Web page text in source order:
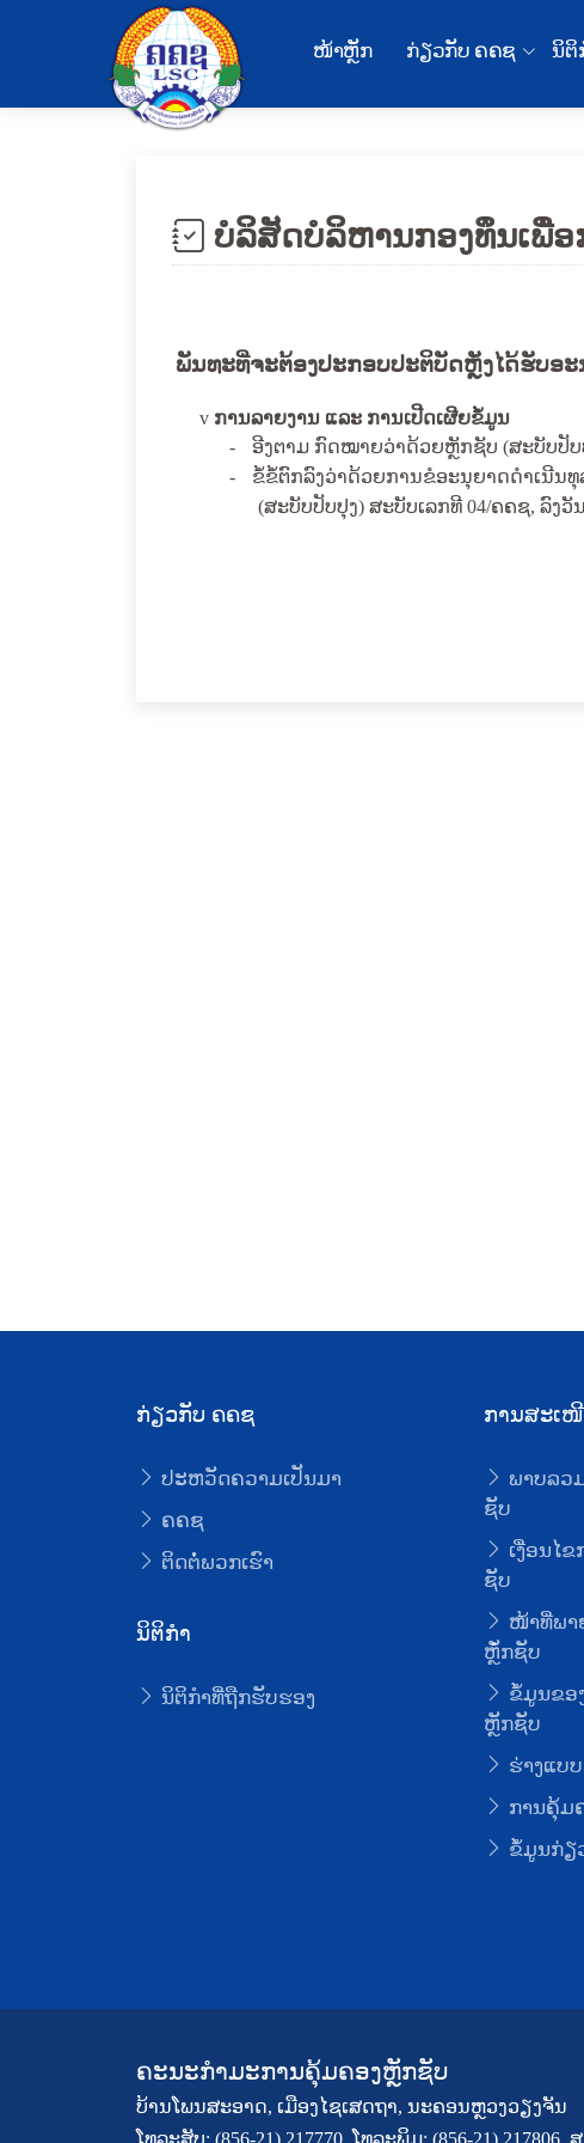
ໜ້າຫຼັກ ກ່ຽວກັບ ຄຄຊ ນິຕິ
ບໍລິສັດບໍລິຫານກອງທຶນເພື່ອ
ພັນທະທີ່ຈະຕ້ອງປະກອບປະຕິບັດຫຼັງໄດ້ຮັບອະ
v ການລາຍງານ ແລະ ການເປີດເຜີຍຂໍ້ມູນ
-
ອີງຕາມ ກົດໝາຍວ່າດ້ວຍຫຼັກຊັບ (ສະບັບປັບ
-
ຂໍ້ຂໍ້ຕົກລົງວ່າດ້ວຍການຂໍອະນຸຍາດດໍາເນີນ
(ສະບັບປັບປຸງ) ສະບັບເລກທີ 04/ຄຄຊ, ລົງວັ
ກ່ຽວກັບ ຄຄຊ
ປະຫວັດຄວາມເປັນມາ
ຄຄຊ
ຕິດຕໍ່ພວກເຮົາ
ນິຕິກໍາ
ນິຕິກໍາທີ່ຖືກຮັບຮອງ
ການສະເ
ພາບລວ
ຊັບ
ເງື່ອນໄ
ຊັບ
ໜ້າທີ່ພາ
ຫຼັໍກຊັບ
ຂໍ້ມູນຂອ
ຫຼັກຊັບ
ຮ່າງແບ
ການຄຸ້ມ
ຂໍ້ມູນກ່ຽ
ຄະນະກຳມະການຄຸ້ມຄອງຫຼັກຊັບ
ບ້ານໂພນສະອາດ, ເມືອງໄຊເສດຖາ, ນະຄອນຫຼວງວຽງຈັນ
ໂທລະສັບ: (856-21) 217770, ໂທລະພິມ: (856-21) 217806,